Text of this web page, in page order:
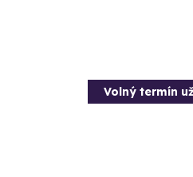
Volný termín